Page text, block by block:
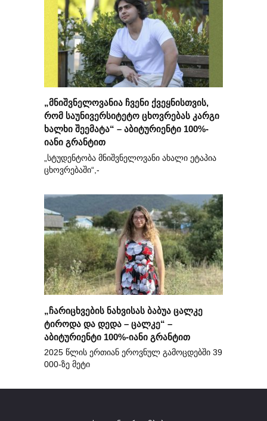
„მნიშვნელოვანია ჩვენი ქვეყნისთვის,
რომ საუნივერსიტეტო ცხოვრებას კარგი
ხალხი შეემატა“ – აბიტურიენტი 100%-
იანი გრანტით
„სტუდენტობა მნიშვნელოვანი ახალი ეტაპია
ცხოვრებაში“,-
„ჩარიცხვების ნახვისას ბაბუა ცალკე
ტიროდა და დედა – ცალკე“ –
აბიტურიენტი 100%-იანი გრანტით
2025 წლის ერთიან ეროვნულ გამოცდებში 39
000-ზე მეტი